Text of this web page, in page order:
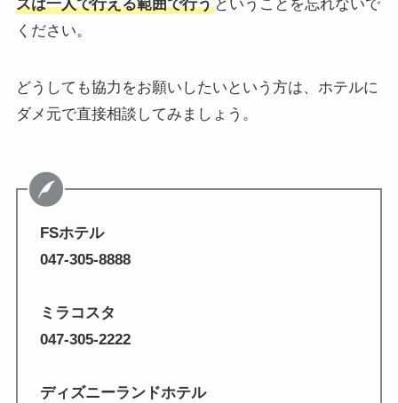
ズは一人で行える範囲で行うということを忘れないで
ください。
どうしても協力をお願いしたいという方は、ホテルに
ダメ元で直接相談してみましょう。
FSホテル
047-305-8888
ミラコスタ
047-305-2222
ディズニーランドホテル